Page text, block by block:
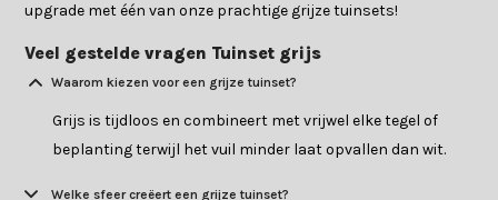
upgrade met één van onze prachtige grijze tuinsets!
Veel gestelde vragen Tuinset grijs
Waarom kiezen voor een grijze tuinset?
Grijs is tijdloos en combineert met vrijwel elke tegel of
beplanting terwijl het vuil minder laat opvallen dan wit.
Welke sfeer creëert een grijze tuinset?